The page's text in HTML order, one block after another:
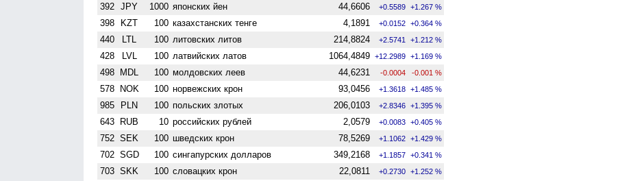
392 JPY 1000 японских йен 44,6606 +0.5589 +1.267 %
398 KZT 100 казахстанских тенге 4,1891 +0.0152 +0.364 %
440 LTL 100 литовских литов 214,8824 +2.5741 +1.212 %
428 LVL 100 латвийских латов 1064,4849 +12.2989 +1.169 %
498 MDL 100 молдовских леев 44,6231 -0.0004 -0.001 %
578 NOK 100 норвежских крон 93,0456 +1.3618 +1.485 %
985 PLN 100 польских злотых 206,0103 +2.8346 +1.395 %
643 RUB 10 российских рублей 2,0579 +0.0083 +0.405 %
752 SEK 100 шведских крон 78,5269 +1.1062 +1.429 %
702 SGD 100 сингапурских долларов 349,2168 +1.1857 +0.341 %
703 SKK 100 словацких крон 22,0811 +0.2730 +1.252 %